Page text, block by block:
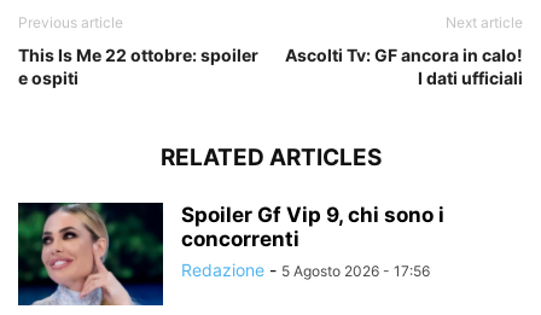
Previous article
This Is Me 22 ottobre: spoiler
e ospiti
Next article
Ascolti Tv: GF ancora in calo!
I dati ufficiali
RELATED ARTICLES
Spoiler Gf Vip 9, chi sono i
concorrenti
Redazione - 5 Agosto 2026 - 17:56